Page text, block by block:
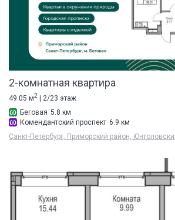
2-комнатная квартира
49.05 м2
| 2/23 этаж
Беговая 5.8 км
Комендантский проспект 6.9 км
Санкт-Петербург, Приморский район,